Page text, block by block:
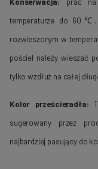
temperaturze do 60℃.
rozwieszonym w
pościel należy wieszać
tylko wzdłuż na całej
Kolor prześcieradła:
sugerowany przez
najbardziej pasujący do